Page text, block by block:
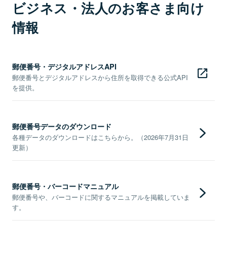
ビジネス・法人のお客さま向け
情報
郵便番号・デジタルアドレスAPI
郵便番号とデジタルアドレスから住所を取得できる公式API
を提供。
郵便番号データのダウンロード
各種データのダウンロードはこちらから。（2026年7月31日
更新）
郵便番号・バーコードマニュアル
郵便番号や、バーコードに関するマニュアルを掲載していま
す。